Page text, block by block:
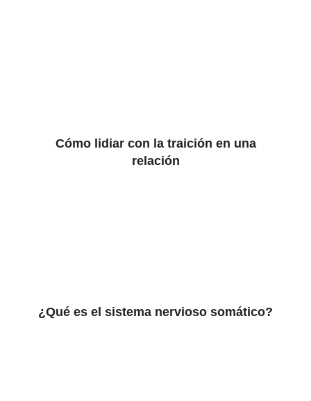
Cómo lidiar con la traición en una
relación
¿Qué es el sistema nervioso somático?